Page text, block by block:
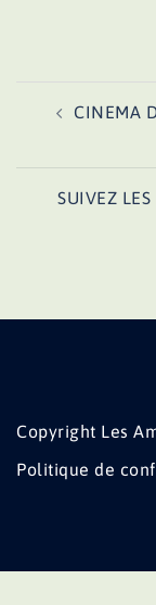
d’article
CINEMA
SUIVEZ
Copyright Les
Politique de